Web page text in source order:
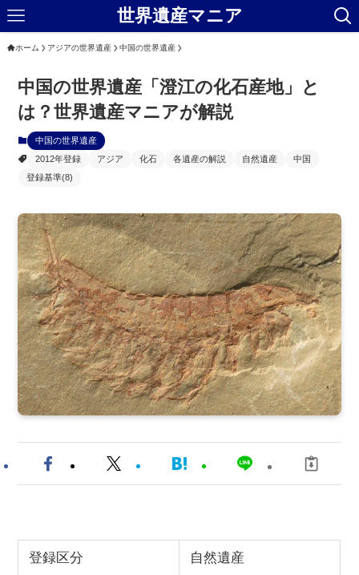
世界遺産マニア
ホーム アジアの世界遺産 中国の世界遺産
中国の世界遺産「澄江の化石産地」と
は？世界遺産マニアが解説
中国の世界遺産
2012年登録
アジア 化石 各遺産の解説 自然遺産
中国
登録基準(8)
登録区分 自然遺産